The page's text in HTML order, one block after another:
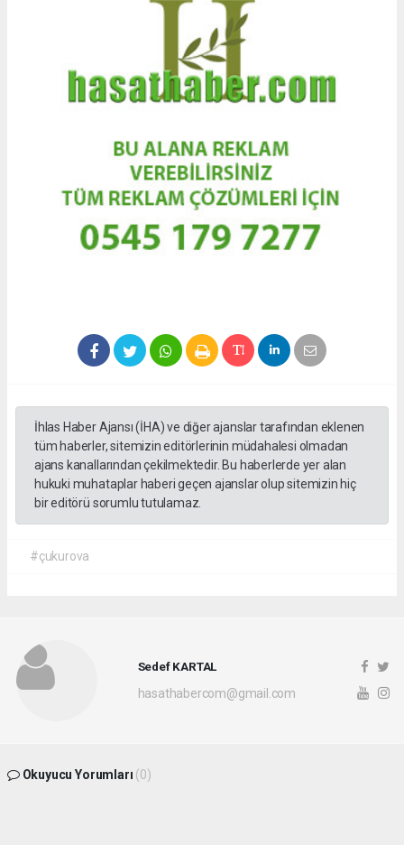
İhlas Haber Ajansı (İHA) ve diğer ajanslar tarafından eklenen
tüm haberler, sitemizin editörlerinin müdahalesi olmadan
ajans kanallarından çekilmektedir. Bu haberlerde yer alan
hukuki muhataplar haberi geçen ajanslar olup sitemizin hiç
bir editörü sorumlu tutulamaz.
#çukurova
Sedef KARTAL
hasathabercom@gmail.com
Okuyucu Yorumları (0)